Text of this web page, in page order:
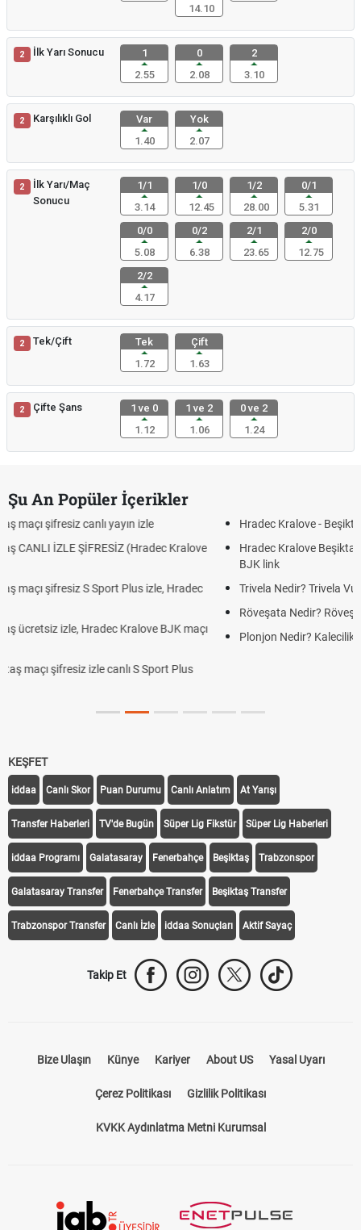
14.10
2 İlk Yarı Sonucu
1
2.55
0
2.08
2
3.10
2 Karşılıklı Gol
Var
1.40
Yok
2.07
2
İlk Yarı/Maç
Sonucu
1/1
3.14
1/0
12.45
1/2
28.00
0/1
5.31
0/0
5.08
0/2
6.38
2/1
23.65
2/0
12.75
2/2
4.17
2 Tek/Çift
Tek
1.72
Çift
1.63
2 Çifte Şans
1 ve 0
1.12
1 ve 2
1.06
0 ve 2
1.24
Şu An Popüler İçerikler
Hradec Kralove - Beşiktaş maçı şifresiz izle canlı tv100 linki
Hradec Kralove Beşiktaş maçı şifresiz tv100 izle, Hradec Kralove
Trivela Nedir? Trivela Vuruşu Nasıl Yapılır?
Röveşata Nedir? Röveşata Vuruşu Nasıl Yapılır?
Plonjon Nedir? Kalecilikte Plonjon Hareketi Nasıl Yapılır?
Transfer Haberleri TV'de Bugün Süper Lig Fikstür Süper Lig Haberleri
iddaa Programı Galatasaray Fenerbahçe Beşiktaş Trabzonspor
Galatasaray Transfer Fenerbahçe Transfer Beşiktaş Transfer
Trabzonspor Transfer Canlı İzle iddaa Sonuçları Aktif Sayaç
Takip Et